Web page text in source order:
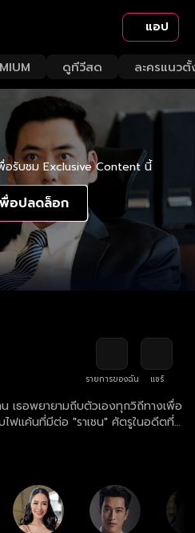
แอป
ดูทีวีสด ละครแนวตั้
พื่อรับชม Exclusive Content นี้
พื่อปลดล็อก
รายการของฉัน
แชร์
เธอพยายามถีบตัวเองทุกวิถีทางเพื่อ
ไฟแค้นที่มีต่อ "ราเชน" ศัตรูในอดีตที่
ชิงดีชิงเด่นที่พวกเขาใช้ผู้บริสุทธิ์เป็น